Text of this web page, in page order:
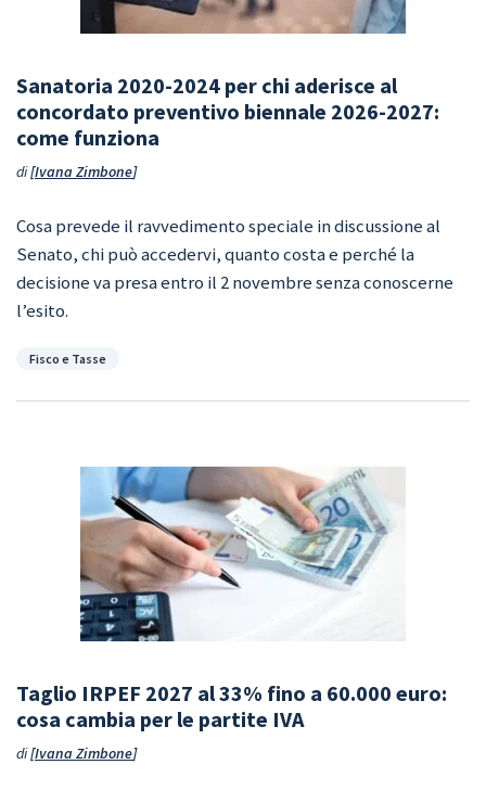
Sanatoria 2020-2024 per chi aderisce al
concordato preventivo biennale 2026-2027:
come funziona
di Ivana Zimbone
Cosa prevede il ravvedimento speciale in discussione al
Senato, chi può accedervi, quanto costa e perché la
decisione va presa entro il 2 novembre senza conoscerne
l’esito.
Categorie
Fisco e Tasse
Taglio IRPEF 2027 al 33% fino a 60.000 euro:
cosa cambia per le partite IVA
di Ivana Zimbone